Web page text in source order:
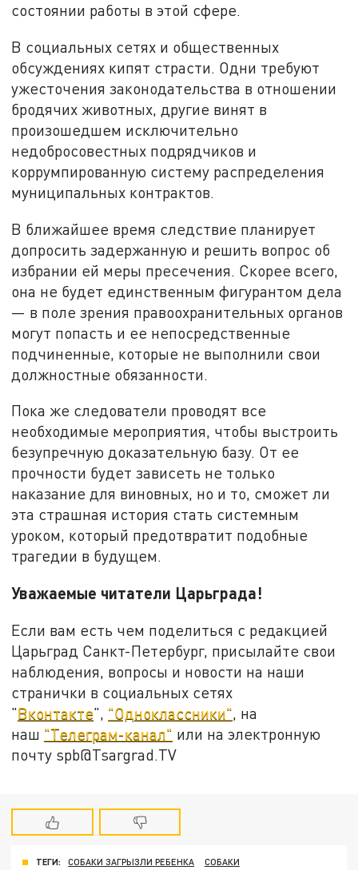
состоянии работы в этой сфере.
В социальных сетях и общественных
обсуждениях кипят страсти. Одни требуют
ужесточения законодательства в отношении
бродячих животных, другие винят в
произошедшем исключительно
недобросовестных подрядчиков и
коррумпированную систему распределения
муниципальных контрактов.
В ближайшее время следствие планирует
допросить задержанную и решить вопрос об
избрании ей меры пресечения. Скорее всего,
она не будет единственным фигурантом дела
— в поле зрения правоохранительных органов
могут попасть и ее непосредственные
подчиненные, которые не выполнили свои
должностные обязанности.
Пока же следователи проводят все
необходимые мероприятия, чтобы выстроить
безупречную доказательную базу. От ее
прочности будет зависеть не только
наказание для виновных, но и то, сможет ли
эта страшная история стать системным
уроком, который предотвратит подобные
трагедии в будущем.
Уважаемые читатели Царьграда!
Если вам есть чем поделиться с редакцией
Царьград Санкт-Петербург, присылайте свои
наблюдения, вопросы и новости на наши
странички в социальных сетях
"Вконтакте", "Одноклассники", на
наш "Телеграм-канал" или на электронную
почту spb@Tsargrad.TV
ТЕГИ: СОБАКИ ЗАГРЫЗЛИ РЕБЕНКА
СОБАКИ